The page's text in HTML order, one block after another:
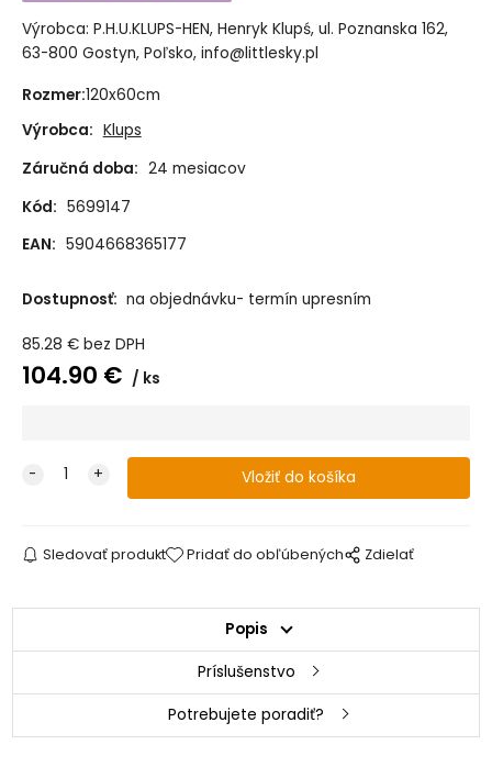
Výrobca: P.H.U.KLUPS-HEN, Henryk Klupś, ul. Poznanska 162,
63-800 Gostyn, Poľsko, info@littlesky.pl
Rozmer:120x60cm
Výrobca: Klups
Záručná doba: 24 mesiacov
Kód: 5699147
EAN: 5904668365177
Dostupnosť: na objednávku- termín upresním
85.28 € bez DPH
104.90 € ks
Sledovať produkt Pridať do obľúbených Zdielať
Popis
Príslušenstvo
Potrebujete poradiť?